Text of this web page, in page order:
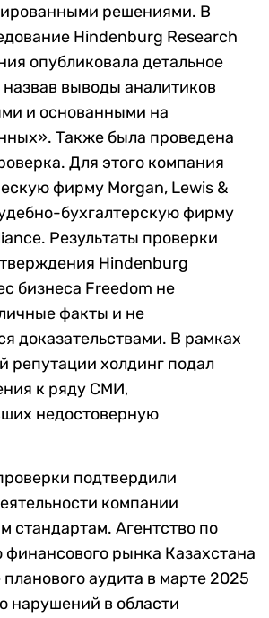
решениями. В
Hindenburg Research
опубликовала детальное
выводы аналитиков
и основанными на
Также была проведена
Для этого компания
фирму Morgan, Lewis &
бухгалтерскую фирму
Результаты проверки
Hindenburg
бизнеса Freedom не
факты и не
доказательствами. В рамках
репутации холдинг подал
к ряду СМИ,
недостоверную
подтвердили
компании
стандартам. Агентство по
рынка Казахстана
аудита в марте 2025
нарушений в области